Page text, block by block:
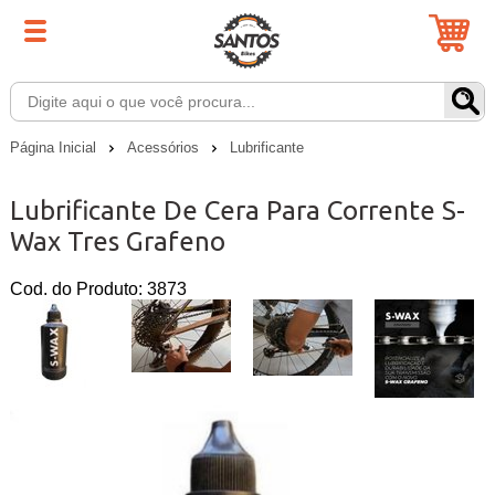
Página Inicial Acessórios Lubrificante
Lubrificante De Cera Para Corrente S-
Wax Tres Grafeno
Cod. do Produto: 3873